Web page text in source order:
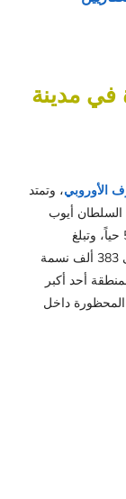
في مدينة
الأوروبي، وتمتد
أيوب
وزيتون بورنو، ويوجد فيها 17 مقاطعة (مركز) و57 حياً، وتبلغ
مساحتها 15.62 كم2، ووصل عدد السكان فيها إلى 383 ألف نسمة
أحد أكبر
المحظورة داخل